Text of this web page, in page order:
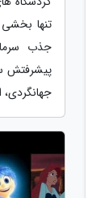
تنها
جذب
پیشرفتش
جهانگردی،